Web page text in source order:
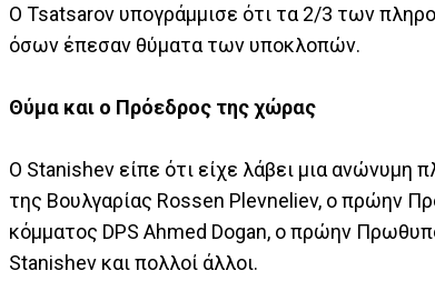
Ο Tsatsarov υπογράμμισε ότι τα 2/3 των
όσων έπεσαν θύματα των υποκλοπών.
Θύμα και ο Πρόεδρος της χώρας
Ο Stanishev είπε ότι είχε λάβει μια
της Βουλγαρίας Rossen Plevneliev, ο πρώην
κόμματος DPS Ahmed Dogan, ο πρώην
Stanishev και πολλοί άλλοι.